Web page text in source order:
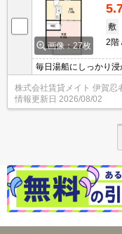
画像：27枚
敷
2階
毎日湯船にしっかり
ン・ＴＶモニターホ
いています！
株式会社賃貸メイト 伊賀忍
情報更新日 2026/08/02